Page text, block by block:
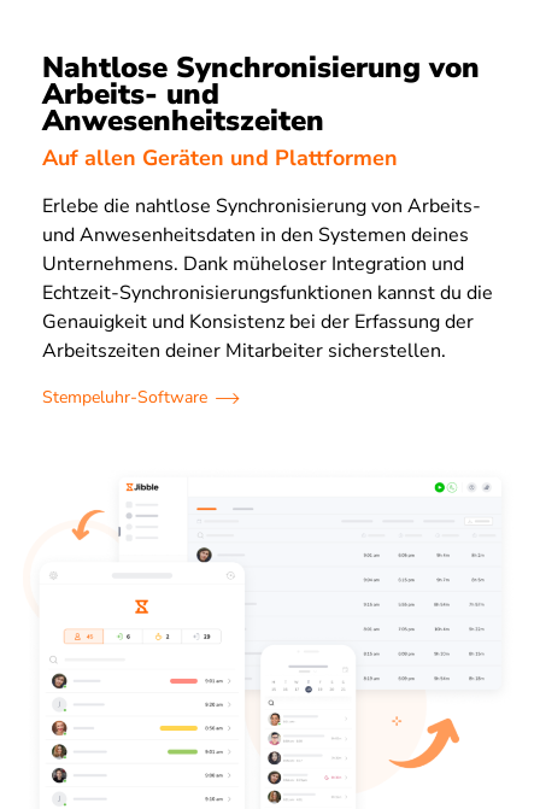
Nahtlose Synchronisierung von
Arbeits- und
Anwesenheitszeiten
Auf allen Geräten und Plattformen
Erlebe die nahtlose Synchronisierung von Arbeits-
und Anwesenheitsdaten in den Systemen deines
Unternehmens. Dank müheloser Integration und
Echtzeit-Synchronisierungsfunktionen kannst du die
Genauigkeit und Konsistenz bei der Erfassung der
Arbeitszeiten deiner Mitarbeiter sicherstellen.
Stempeluhr-Software